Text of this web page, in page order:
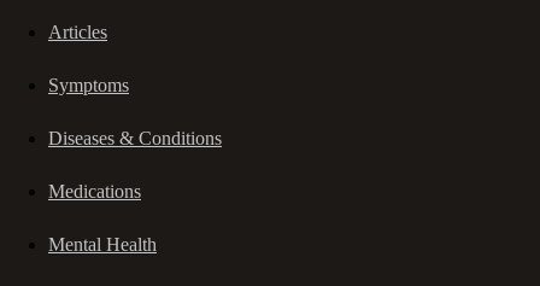
Articles
Symptoms
Diseases & Conditions
Medications
Mental Health